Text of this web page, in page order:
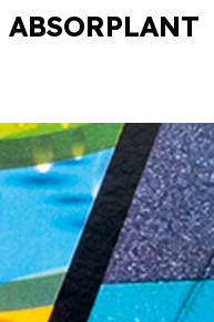
ABSORPLANT